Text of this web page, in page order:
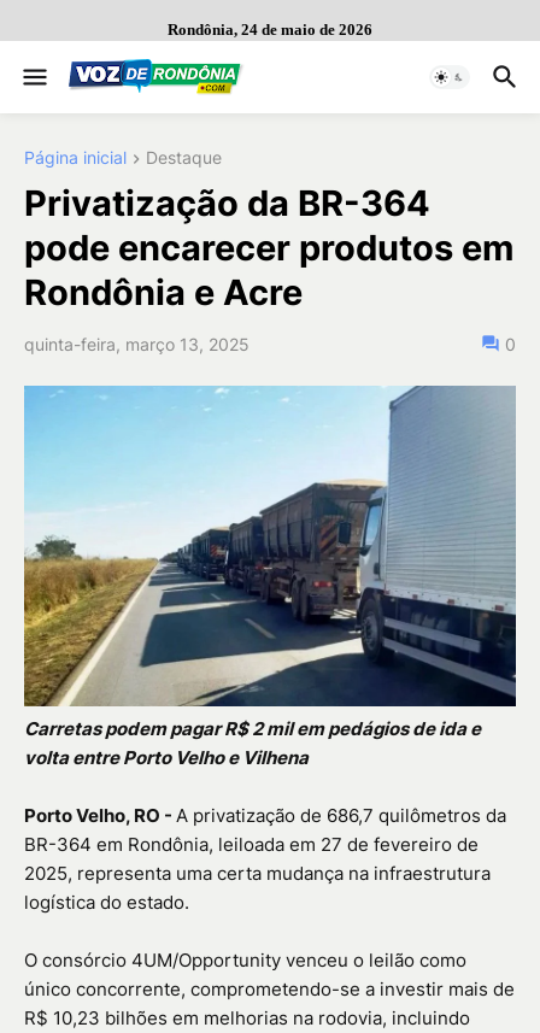
Rondônia, 24 de maio de 2026
Página inicial Destaque
Privatização da BR-364
pode encarecer produtos em
Rondônia e Acre
quinta-feira, março 13, 2025 0
Carretas podem pagar R$ 2 mil em pedágios de ida e
volta entre Porto Velho e Vilhena
Porto Velho, RO - A privatização de 686,7 quilômetros da
BR-364 em Rondônia, leiloada em 27 de fevereiro de
2025, representa uma certa mudança na infraestrutura
logística do estado.
O consórcio 4UM/Opportunity venceu o leilão como
único concorrente, comprometendo-se a investir mais de
R$ 10,23 bilhões em melhorias na rodovia, incluindo